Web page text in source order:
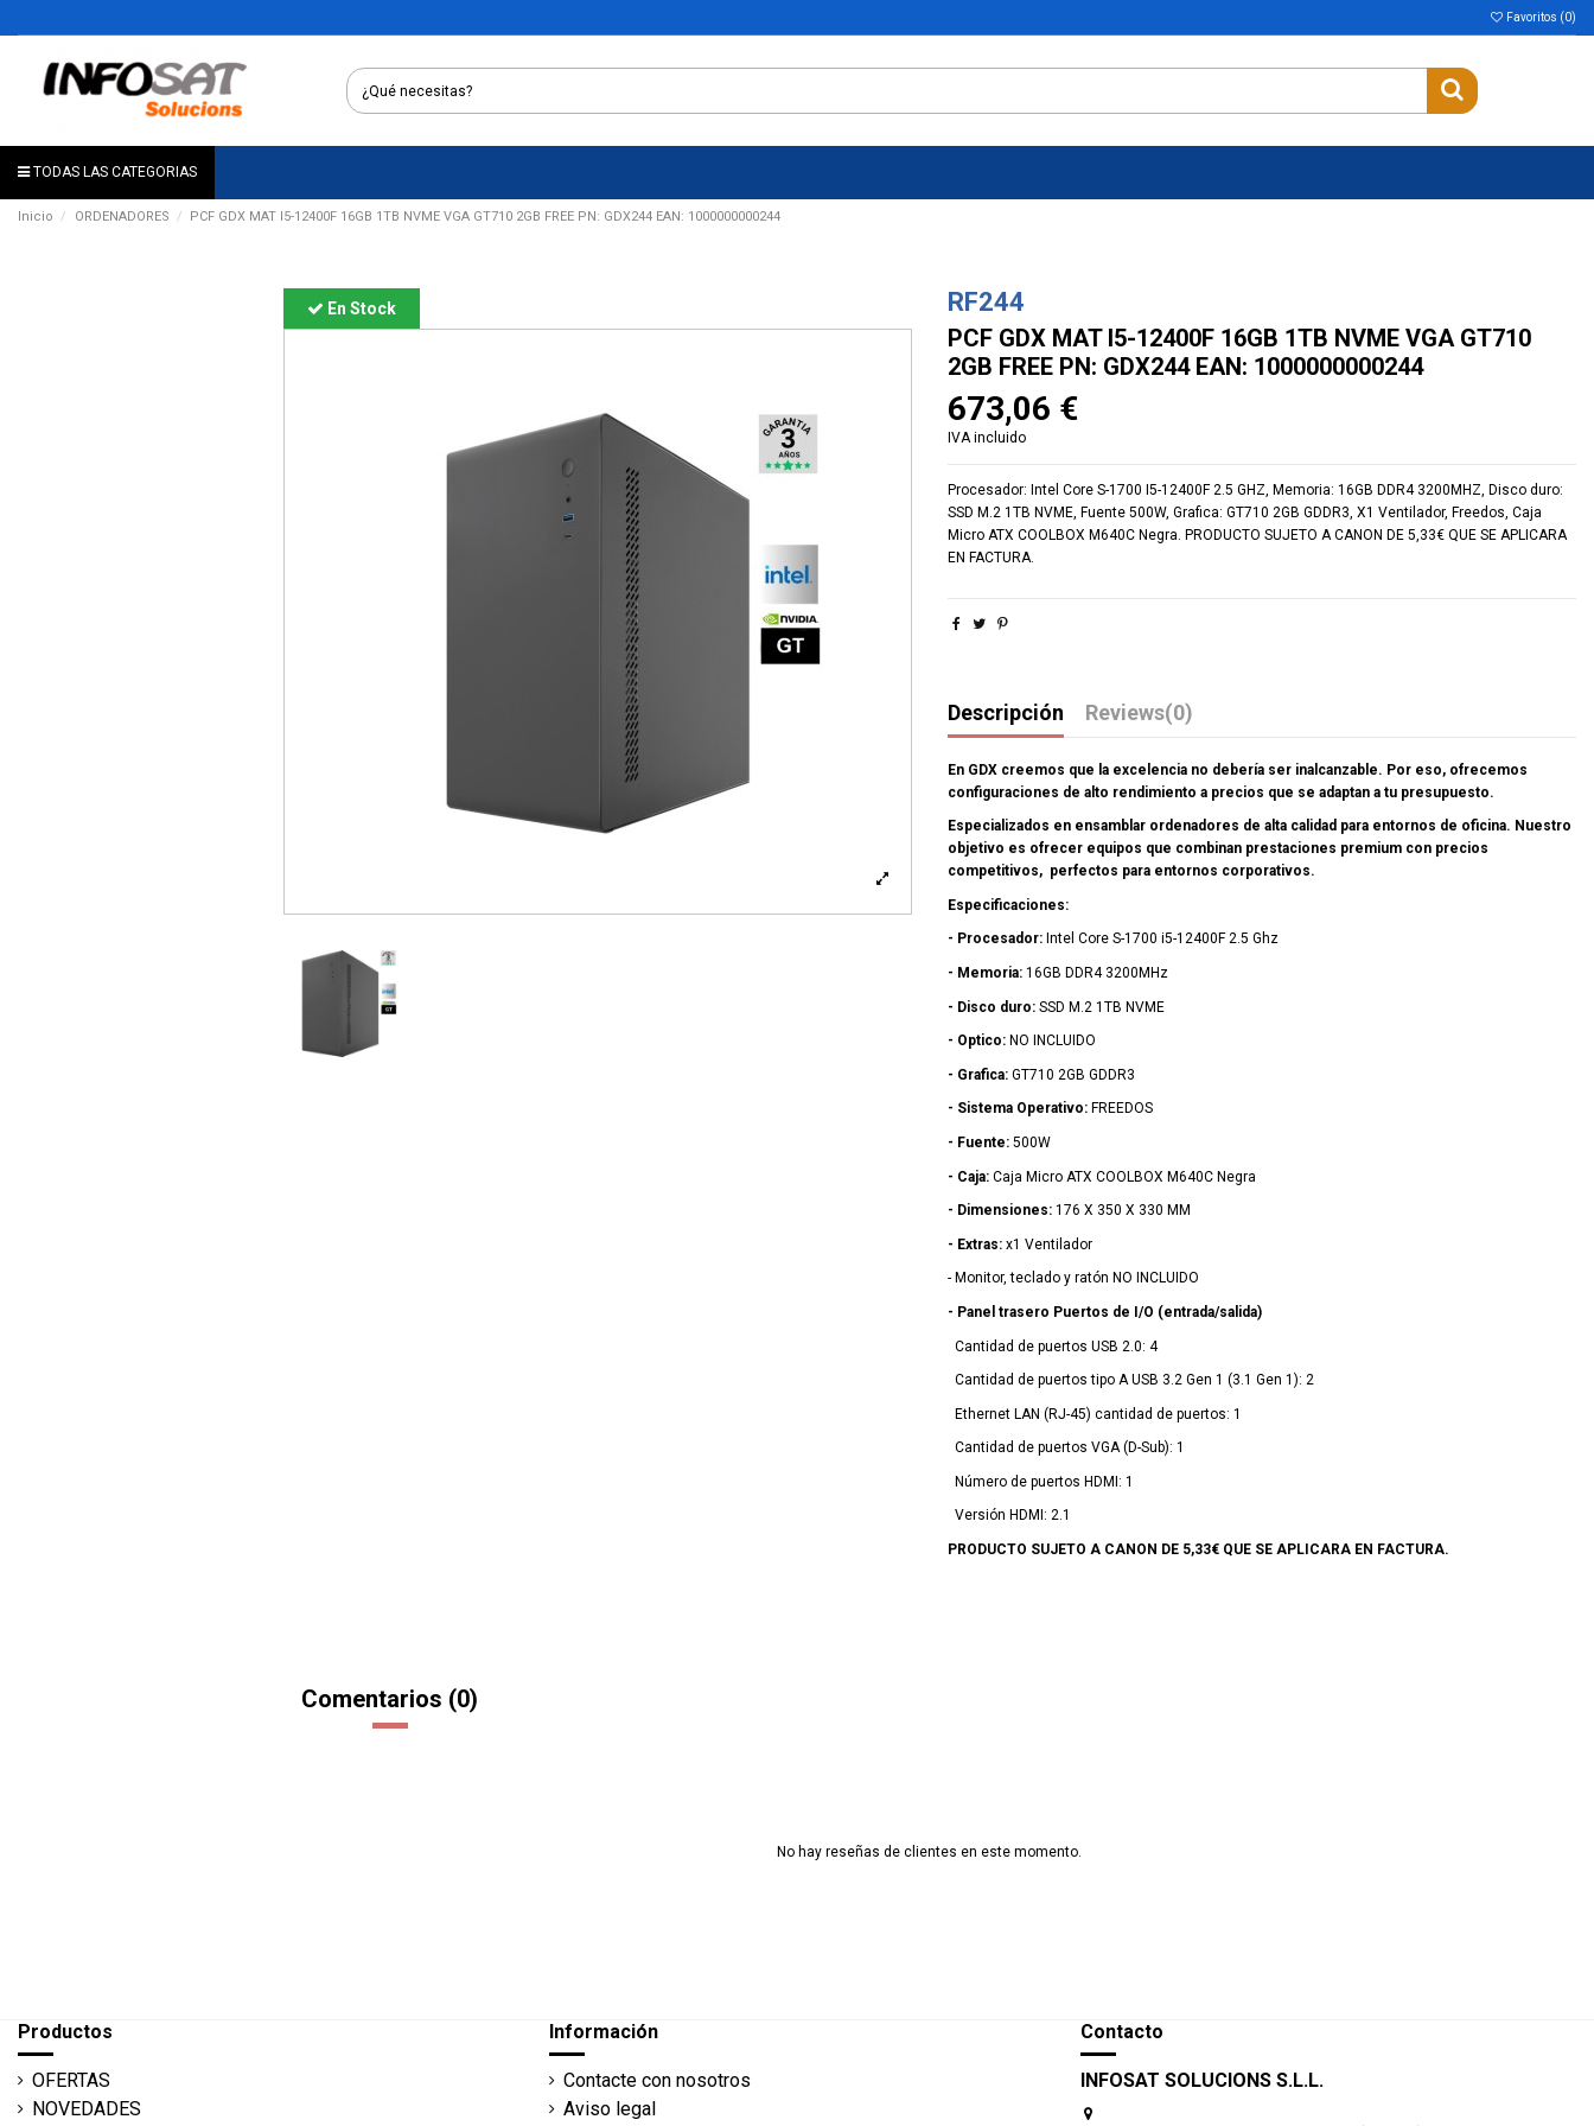
Favoritos (0)
TODAS LAS CATEGORIAS
Inicio ORDENADORES PCF GDX MAT I5-12400F 16GB 1TB NVME VGA GT710 2GB FREE PN: GDX244 EAN: 1000000000244
En Stock RF244
PCF GDX MAT I5-12400F 16GB 1TB NVME VGA GT710
2GB FREE PN: GDX244 EAN: 1000000000244
673,06 €
IVA incluido
Procesador: Intel Core S-1700 I5-12400F 2.5 GHZ, Memoria: 16GB DDR4 3200MHZ, Disco duro:
SSD M.2 1TB NVME, Fuente 500W, Grafica: GT710 2GB GDDR3, X1 Ventilador, Freedos, Caja
Micro ATX COOLBOX M640C Negra. PRODUCTO SUJETO A CANON DE 5,33€ QUE SE APLICARA
EN FACTURA.
Descripción Reviews(0)
En GDX creemos que la excelencia no debería ser inalcanzable. Por eso, ofrecemos
configuraciones de alto rendimiento a precios que se adaptan a tu presupuesto.
Especializados en ensamblar ordenadores de alta calidad para entornos de oficina. Nuestro
objetivo es ofrecer equipos que combinan prestaciones premium con precios
competitivos, perfectos para entornos corporativos.
Especificaciones:
- Procesador:Intel Core S-1700 i5-12400F 2.5 Ghz
- Memoria:16GB DDR4 3200MHz
- Disco duro:SSD M.2 1TB NVME
- Optico:NO INCLUIDO
- Grafica:GT710 2GB GDDR3
- Sistema Operativo:FREEDOS
- Fuente:500W
- Caja:Caja Micro ATX COOLBOX M640C Negra
- Dimensiones:176 X 350 X 330 MM
- Extras:x1 Ventilador
- Monitor, teclado y ratón NO INCLUIDO
- Panel trasero Puertos de I/O (entrada/salida)
Cantidad de puertos USB 2.0: 4
Cantidad de puertos tipo A USB 3.2 Gen 1 (3.1 Gen 1): 2
Ethernet LAN (RJ-45) cantidad de puertos: 1
Cantidad de puertos VGA (D-Sub): 1
Número de puertos HDMI: 1
Versión HDMI: 2.1
PRODUCTO SUJETO A CANON DE 5,33€ QUE SE APLICARA EN FACTURA.
Comentarios (0)
No hay reseñas de clientes en este momento.
Productos
OFERTAS
NOVEDADES
Información
Contacte con nosotros
Aviso legal
Contacto
INFOSAT SOLUCIONS S.L.L.